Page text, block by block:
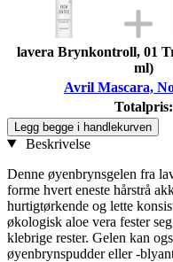
lavera Brynkontroll, 01
ml)
Avril Mascara,
Totalpris:
Legg begge i handlekurven
Beskrivelse
Denne øyenbrynsgelen fra
forme hvert eneste hårstrå
hurtigtørkende og lette
økologisk aloe vera fester
klebrige rester. Gelen kan
øyenbrynspudder eller -